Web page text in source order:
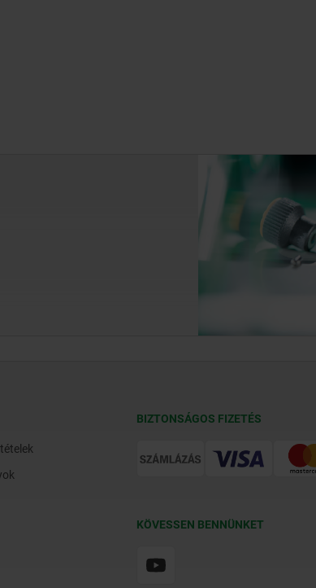
BIZTONSÁGOS FIZETÉS
KÖVESSEN BENNÜNKET